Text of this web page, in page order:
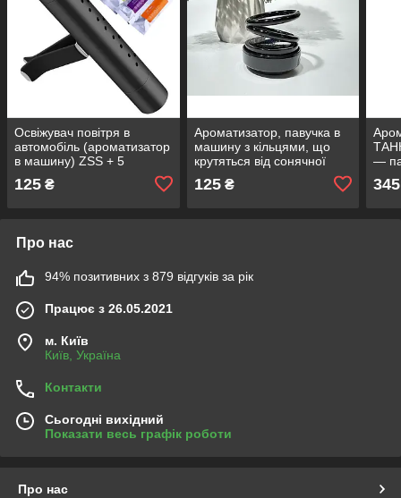
Освіжувач повітря в
автомобіль (ароматизатор
в машину) ZSS + 5
змінних картриджів Black
125 ₴
Ароматизатор, павучка в
машину з кільцями, що
крутяться від сонячної
125₴
—
345
Про нас
94% позитивних з 879 відгуків за рік
Працює з 26.05.2021
м. Київ
Київ, Україна
Контакти
Сьогодні вихідний
Показати весь графік роботи
Про нас